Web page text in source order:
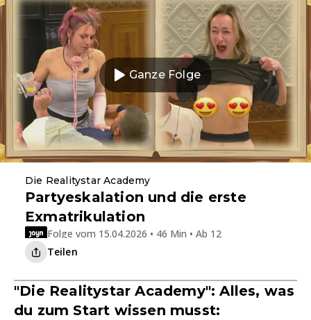
Ganze Folge
Die Realitystar Academy
Partyeskalation und die erste
Exmatrikulation
Folge vom 15.04.2026 • 46 Min • Ab 12
Teilen
"Die Realitystar Academy": Alles, was
du zum Start wissen musst: